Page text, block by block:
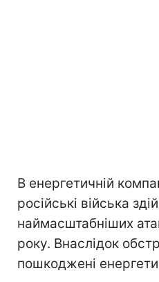
В енергетичній
російські війська
наймасштабніших
року. Внаслідок
пошкоджені